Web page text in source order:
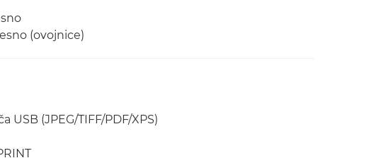
(ovojnice)
(JPEG/TIFF/PDF/XPS)